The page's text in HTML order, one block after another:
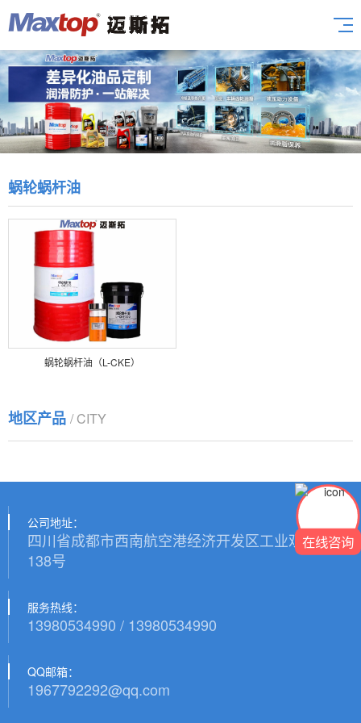
蜗轮蜗杆油
蜗轮蜗杆油（L-CKE）
地区产品 / CITY
公司地址：
四川省成都市西南航空港经济开发区工业观山路
138号
服务热线：
13980534990 / 13980534990
QQ邮箱：
1967792292@qq.com
在线咨询